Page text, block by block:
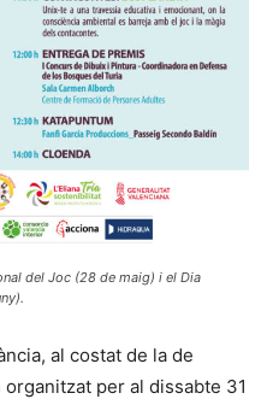
del Joc (28 de maig) i el Dia
al costat de la de
per al dissabte 31